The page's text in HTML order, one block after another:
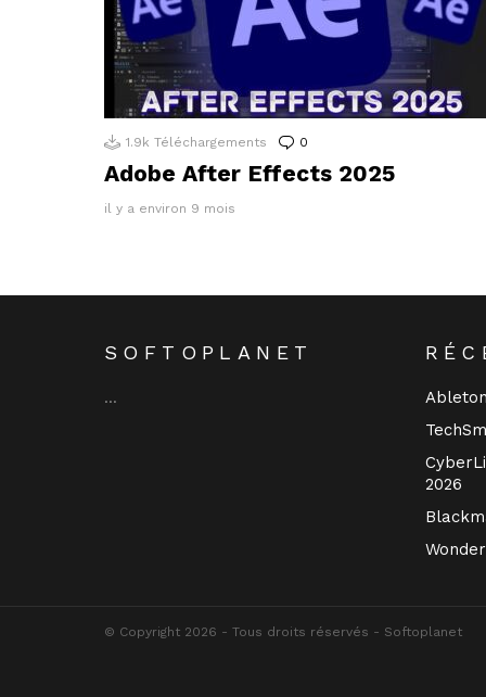
1.9k Téléchargements 0
Adobe After Effects 2025
il y a environ 9 mois
SOFTOPLANET
…
2026
© Copyright 2026 - Tous droits réservés - Softoplanet